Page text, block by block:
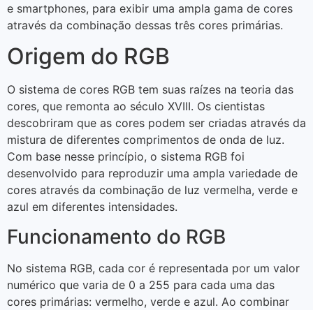
e smartphones, para exibir uma ampla gama de cores
através da combinação dessas três cores primárias.
Origem do RGB
O sistema de cores RGB tem suas raízes na teoria das
cores, que remonta ao século XVIII. Os cientistas
descobriram que as cores podem ser criadas através da
mistura de diferentes comprimentos de onda de luz.
Com base nesse princípio, o sistema RGB foi
desenvolvido para reproduzir uma ampla variedade de
cores através da combinação de luz vermelha, verde e
azul em diferentes intensidades.
Funcionamento do RGB
No sistema RGB, cada cor é representada por um valor
numérico que varia de 0 a 255 para cada uma das
cores primárias: vermelho, verde e azul. Ao combinar